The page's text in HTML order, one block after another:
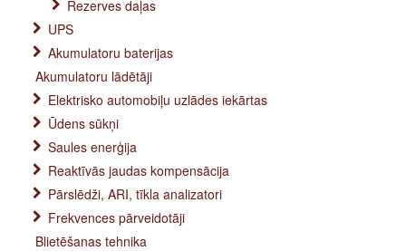
Rezerves daļas
UPS
Akumulatoru baterijas
Akumulatoru lādētāji
Elektrisko automobiļu uzlādes iekārtas
Ūdens sūkņi
Saules enerģija
Reaktīvās jaudas kompensācija
Pārslēdži, ARI, tīkla analizatori
Frekvences pārveidotāji
Blietēšanas tehnika